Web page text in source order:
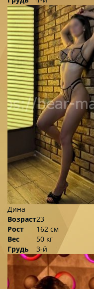
Дина
Возраст23
Рост
162 см
Вес
50 кг
Грудь
3-й